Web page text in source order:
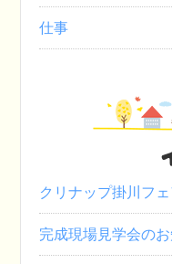
仕事
クリナップ掛川フ
完成現場見学会のお